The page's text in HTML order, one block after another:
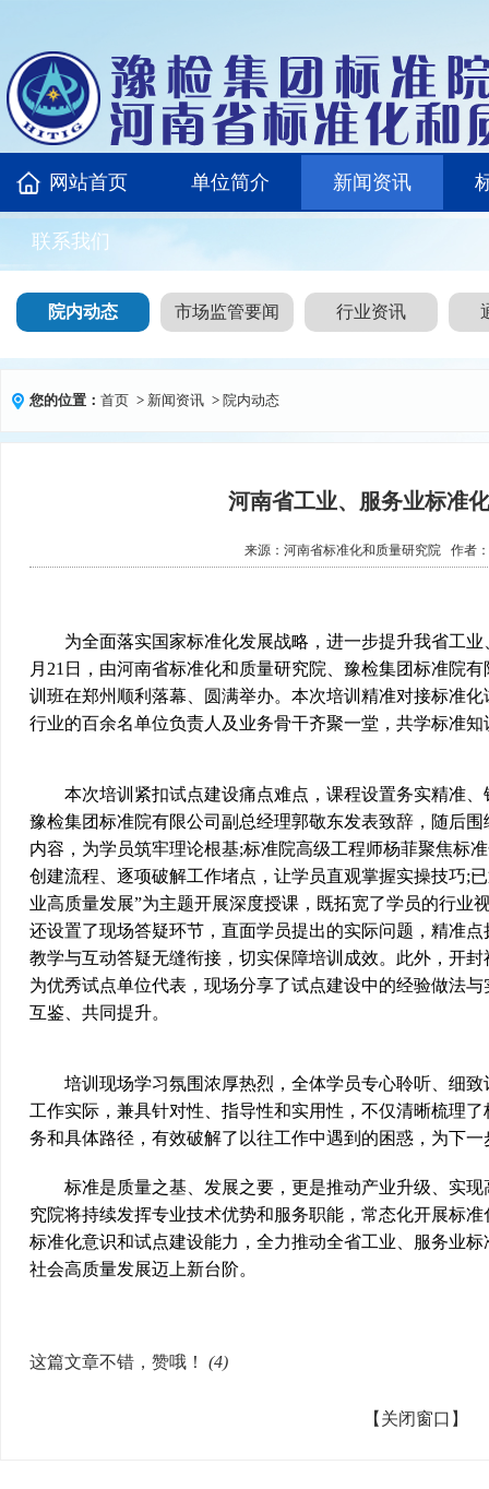
网站首页 单位简介 新闻资讯
联系我们
院内动态 市场监管要闻 行业资讯
您的位置： 首页 > 新闻资讯 > 院内动态
河南省工业、服务业标准
来源： 河南省标准化和质量研究院 作者：
为全面落实国家标准化发展战略，进一步提升我省工业
月21日，由河南省标准化和质量研究院、豫检集团标准院
训班在郑州顺利落幕、圆满举办。本次培训精准对接标准
行业的百余名单位负责人及业务骨干齐聚一堂，共学标准
本次培训紧扣试点建设痛点难点，课程设置务实精准、
豫检集团标准院有限公司副总经理郭敬东发表致辞，随后
内容，为学员筑牢理论根基;标准院高级工程师杨菲聚焦标
创建流程、逐项破解工作堵点，让学员直观掌握实操技巧;
业高质量发展”为主题开展深度授课，既拓宽了学员的行
还设置了现场答疑环节，直面学员提出的实际问题，精准
教学与互动答疑无缝衔接，切实保障培训成效。此外，开
为优秀试点单位代表，现场分享了试点建设中的经验做法
互鉴、共同提升。
培训现场学习氛围浓厚热烈，全体学员专心聆听、细致
工作实际，兼具针对性、指导性和实用性，不仅清晰梳理
务和具体路径，有效破解了以往工作中遇到的困惑，为下
标准是质量之基、发展之要，更是推动产业升级、实现
究院将持续发挥专业技术优势和服务职能，常态化开展标
标准化意识和试点建设能力，全力推动全省工业、服务业
社会高质量发展迈上新台阶。
这篇文章不错，赞哦！ (4)
【关闭窗口】